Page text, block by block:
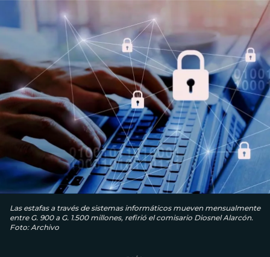
Las estafas a través de sistemas informáticos mueven mensualmente
entre G. 900 a G. 1.500 millones, refirió el comisario Diosnel Alarcón.
Foto: Archivo